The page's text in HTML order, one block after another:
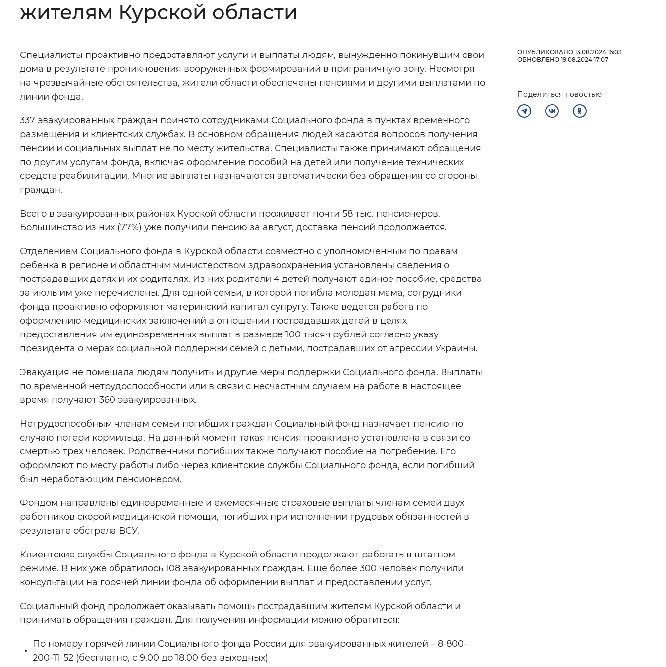
Цвет сайта: Монохромный Инверсивный монохромный
Изображения: Включены Выключены
Звуковой ассистент
Вернуть стандартные настройки
жителям Курской области
Специалисты проактивно предоставляют услуги и выплаты людям, вынужденно покинувшим свои
дома в результате проникновения вооруженных формирований в приграничную зону. Несмотря
на чрезвычайные обстоятельства, жители области обеспечены пенсиями и другими выплатами по
линии фонда.
337 эвакуированных граждан принято сотрудниками Социального фонда в пунктах временного
размещения и клиентских службах. В основном обращения людей касаются вопросов получения
пенсии и социальных выплат не по месту жительства. Специалисты также принимают обращения
по другим услугам фонда, включая оформление пособий на детей или получение технических
средств реабилитации. Многие выплаты назначаются автоматически без обращения со стороны
граждан.
Всего в эвакуированных районах Курской области проживает почти 58 тыс. пенсионеров.
Большинство из них (77%) уже получили пенсию за август, доставка пенсий продолжается.
Отделением Социального фонда в Курской области совместно с уполномоченным по правам
ребенка в регионе и областным министерством здравоохранения установлены сведения о
пострадавших детях и их родителях. Из них родители 4 детей получают единое пособие, средства
за июль им уже перечислены. Для одной семьи, в которой погибла молодая мама, сотрудники
фонда проактивно оформляют материнский капитал супругу. Также ведется работа по
оформлению медицинских заключений в отношении пострадавших детей в целях
предоставления им единовременных выплат в размере 100 тысяч рублей согласно указу
президента о мерах социальной поддержки семей с детьми, пострадавших от агрессии Украины.
Эвакуация не помешала людям получить и другие меры поддержки Социального фонда. Выплаты
по временной нетрудоспособности или в связи с несчастным случаем на работе в настоящее
время получают 360 эвакуированных.
Нетрудоспособным членам семьи погибших граждан Социальный фонд назначает пенсию по
случаю потери кормильца. На данный момент такая пенсия проактивно установлена в связи со
смертью трех человек. Родственники погибших также получают пособие на погребение. Его
оформляют по месту работы либо через клиентские службы Социального фонда, если погибший
был неработающим пенсионером.
Фондом направлены единовременные и ежемесячные страховые выплаты членам семей двух
работников скорой медицинской помощи, погибших при исполнении трудовых обязанностей в
результате обстрела ВСУ.
Клиентские службы Социального фонда в Курской области продолжают работать в штатном
режиме. В них уже обратилось 108 эвакуированных граждан. Еще более 300 человек получили
консультации на горячей линии фонда об оформлении выплат и предоставлении услуг.
Социальный фонд продолжает оказывать помощь пострадавшим жителям Курской области и
принимать обращения граждан. Для получения информации можно обратиться:
По номеру горячей линии Социального фонда России для эвакуированных жителей – 8-800-
200-11-52 (бесплатно, с 9.00 до 18.00 без выходных)
ОПУБЛИКОВАНО 13.08.2024 16:03
ОБНОВЛЕНО 19.08.2024 17:07
Поделиться новостью